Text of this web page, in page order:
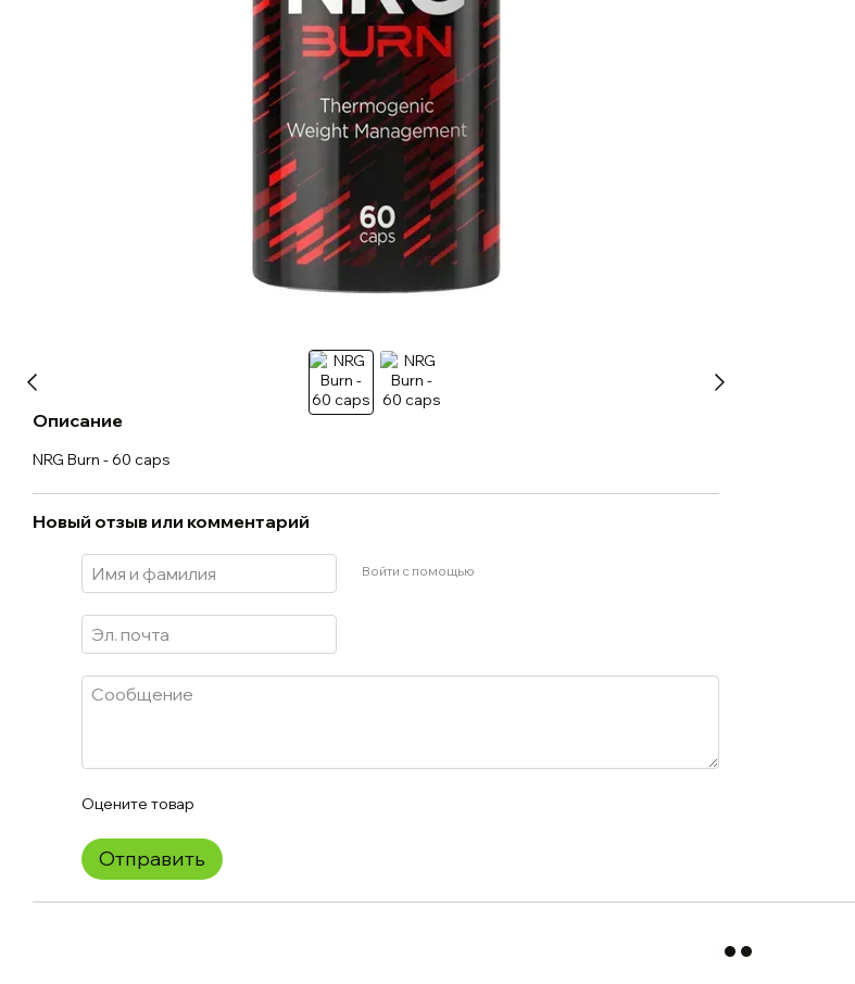
Описание
NRG Burn - 60 caps
Новый отзыв или комментарий
Войти с помощью
Оцените товар
Отправить